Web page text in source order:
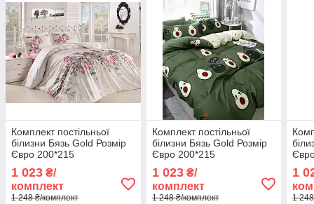
Комплект постільньої
білизни Бязь Gold Розмір
Євро 200*215
1 023 ₴/
комплект
1 248 ₴/комплект
Комплект постільньої
білизни Бязь Gold Розмір
Євро 200*215
1 023₴/
комплект
1 248 ₴/комплект
1
1